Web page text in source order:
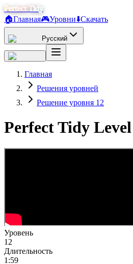
Perfect Tidy
🏠Главная🎮Уровни⬇️Скачать
Русский
Главная
Решения уровней
Решение уровня 12
Perfect Tidy Level
Уровень
12
Длительность
1 :59